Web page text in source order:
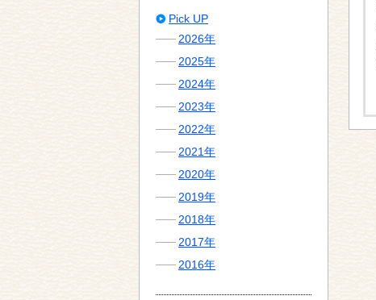
Pick UP
2026年
2025年
2024年
2023年
2022年
2021年
2020年
2019年
2018年
2017年
2016年